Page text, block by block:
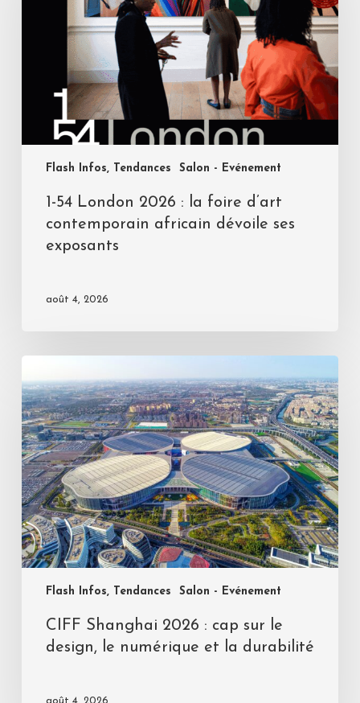
Flash Infos, Tendances Salon - Evénement
1-54 London 2026 : la foire d’art
contemporain africain dévoile ses
exposants
août 4, 2026
Flash Infos, Tendances Salon - Evénement
CIFF Shanghai 2026 : cap sur le
design, le numérique et la durabilité